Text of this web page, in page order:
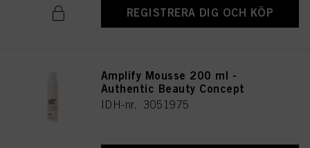
REGISTRERA DIG OCH KÖP
Amplify Mousse 200 ml -
Authentic Beauty Concept
IDH-nr. 3051975